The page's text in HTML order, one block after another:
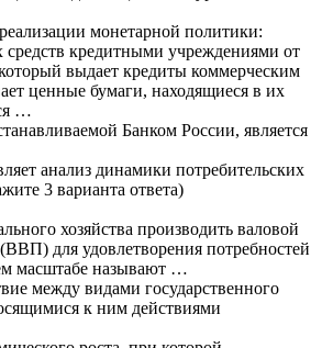
монетарной политики:
кредитными учреждениями от
выдает кредиты коммерческим
ценные бумаги, находящиеся в их
…
Банком России, является
анализ динамики потребительских
3 варианта ответа)
хозяйства производить валовой
для удовлетворения потребностей
масштабе называют …
между видами государственного
к ним действиями